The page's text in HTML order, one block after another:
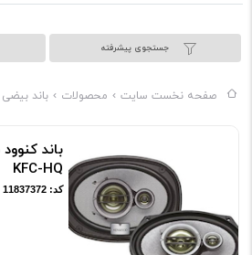
جستجوی پیشرفته
صفحه نخست سایت محصولات باند بیضی
KFC-HQ
کد: 11837372